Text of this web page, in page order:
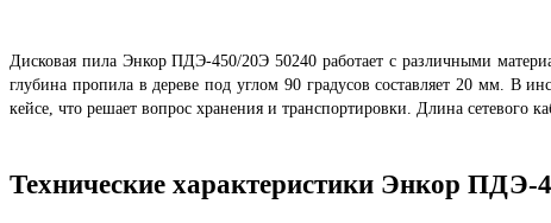
Дисковая пила Энкор ПДЭ-450/20Э 50240 работает с различными
глубина пропила в дереве под углом 90 градусов составляет 20 мм. В
кейсе, что решает вопрос хранения и транспортировки. Длина сетевого
Технические характеристики Энкор ПДЭ-